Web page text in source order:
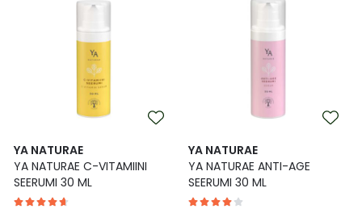
YA NATURAE
YA NATURAE C-VITAMIINI
SEERUMI 30 ML
YA NATURAE
YA NATURAE ANTI-AGE
SEERUMI 30 ML